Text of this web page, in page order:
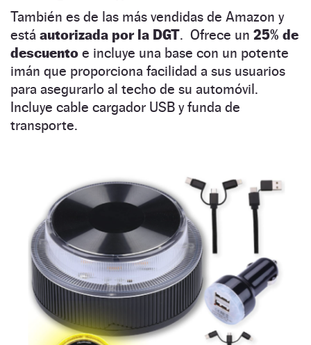
También es de las más vendidas de Amazon y
está autorizada por la DGT. Ofrece un 25% de
descuento e incluye una base con un potente
imán que proporciona facilidad a sus usuarios
para asegurarlo al techo de su automóvil.
Incluye cable cargador USB y funda de
transporte.